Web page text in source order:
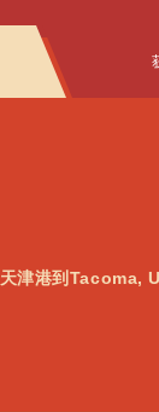
天津港到Tacoma,